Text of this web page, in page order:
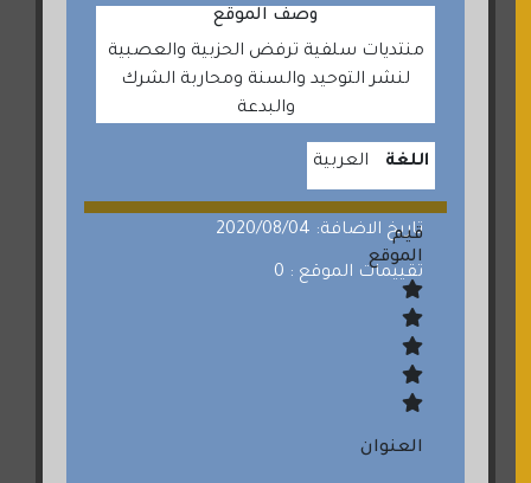
وصف الموقع
منتديات سلفية ترفض الحزبية والعصبية
لنشر التوحيد والسنة ومحاربة الشرك
والبدعة
اللغة العربية
تاريخ الاضافة: 2020/08/04
تقييمات الموقع : 0
قيم
الموقع
العنوان